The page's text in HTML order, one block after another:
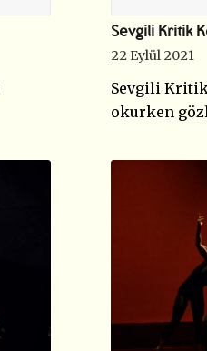
Sevgili Kritik
22 Eylül 2021
Sevgili
okurken